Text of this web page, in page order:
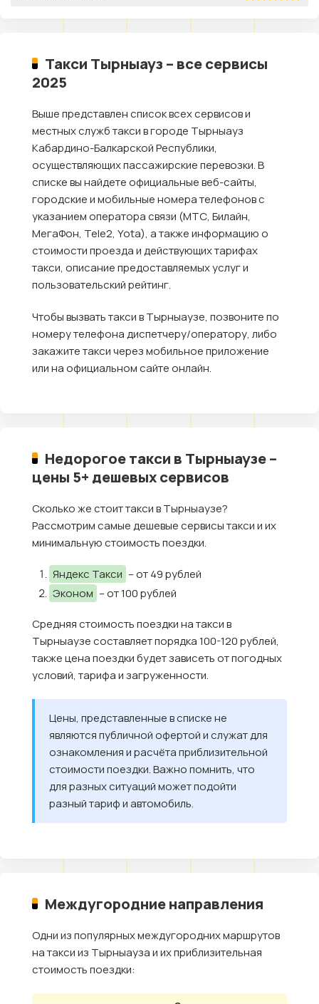
Такси Тырныауз – все сервисы
2025
Выше представлен список всех сервисов и
местных служб такси в городе Тырныауз
Кабардино-Балкарской Республики,
осуществляющих пассажирские перевозки. В
списке вы найдете официальные веб-сайты,
городские и мобильные номера телефонов с
указанием оператора связи (МТС, Билайн,
МегаФон, Tele2, Yota), а также информацию о
стоимости проезда и действующих тарифах
такси, описание предоставляемых услуг и
пользовательский рейтинг.
Чтобы вызвать такси в Тырныаузе, позвоните по
номеру телефона диспетчеру/оператору, либо
закажите такси через мобильное приложение
или на официальном сайте онлайн.
Недорогое такси в Тырныаузе –
цены 5+ дешевых сервисов
Сколько же стоит такси в Тырныаузе?
Рассмотрим самые дешевые сервисы такси и их
минимальную стоимость поездки.
Яндекс Такси – от 49 рублей
Эконом – от 100 рублей
Средняя стоимость поездки на такси в
Тырныаузе составляет порядка 100-120 рублей,
также цена поездки будет зависеть от погодных
условий, тарифа и загруженности.
Цены, представленные в списке не
являются публичной офертой и служат для
ознакомления и расчёта приблизительной
стоимости поездки. Важно помнить, что
для разных ситуаций может подойти
разный тариф и автомобиль.
Междугородние направления
Одни из популярных междугородних маршрутов
на такси из Тырныауза и их приблизительная
стоимость поездки: